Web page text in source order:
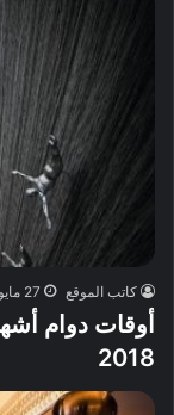
كاتب الموقع 27 مايو, 2018
أوقات دوام
2018